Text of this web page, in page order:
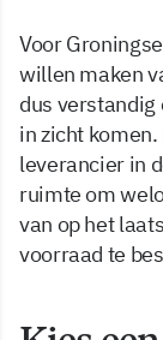
Voor
willen maken
dus
in zicht
leverancier in
ruimte om
van op het
voorraad te